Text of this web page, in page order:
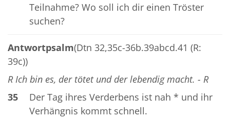
Teilnahme? Wo soll ich dir einen Tröster
suchen?
Antwortpsalm(Dtn 32,35c-36b.39abcd.41 (R:
39c))
R Ich bin es, der tötet und der lebendig macht. - R
35
Der Tag ihres Verderbens ist nah * und ihr
Verhängnis kommt schnell.